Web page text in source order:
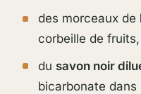
des morceaux de
corbeille de fruits,
du savon noir
bicarbonate